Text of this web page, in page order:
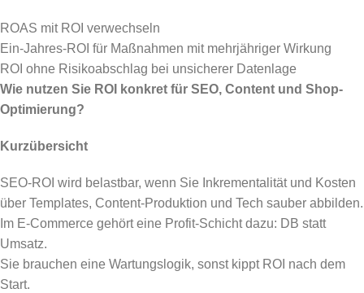
ROAS mit ROI verwechseln
Ein-Jahres-ROI für Maßnahmen mit mehrjähriger Wirkung
ROI ohne Risikoabschlag bei unsicherer Datenlage
Wie nutzen Sie ROI konkret für SEO, Content und Shop-
Optimierung?
Kurzübersicht
SEO-ROI wird belastbar, wenn Sie Inkrementalität und Kosten
über Templates, Content-Produktion und Tech sauber abbilden.
Im E-Commerce gehört eine Profit-Schicht dazu: DB statt
Umsatz.
Sie brauchen eine Wartungslogik, sonst kippt ROI nach dem
Start.